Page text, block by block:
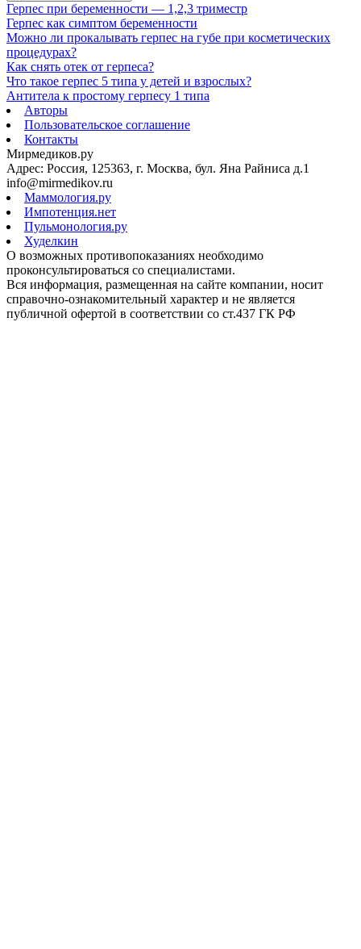
Герпес при беременности — 1,2,3 триместр
Герпес как симптом беременности
Можно ли прокалывать герпес на губе при косметических
процедурах?
Как снять отек от герпеса?
Что такое герпес 5 типа у детей и взрослых?
Антитела к простому герпесу 1 типа
Авторы
Пользовательское соглашение
Контакты
Мирмедиков.ру
Адрес: Россия, 125363, г. Москва, бул. Яна Райниса д.1
info@mirmedikov.ru
Маммология.ру
Импотенция.нет
Пульмонология.ру
Худелкин
О возможных противопоказаниях необходимо
проконсультироваться со специалистами.
Вся информация, размещенная на сайте компании, носит
справочно-ознакомительный характер и не является
публичной офертой в соответствии со ст.437 ГК РФ